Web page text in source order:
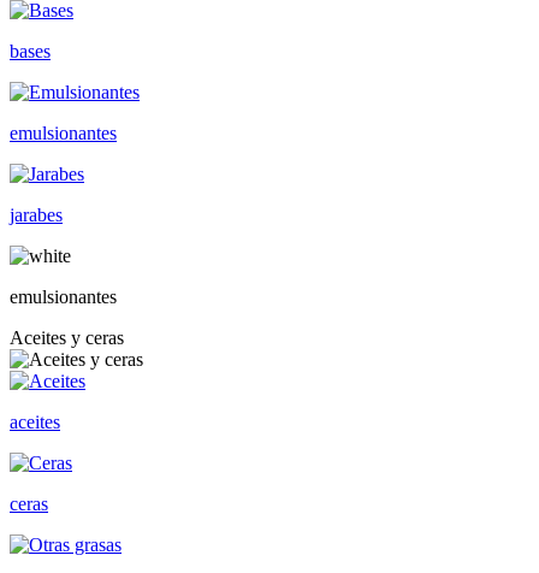
bases
emulsionantes
jarabes
emulsionantes
Aceites y ceras
aceites
ceras